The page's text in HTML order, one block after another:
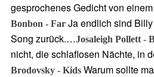
gesprochenes Gedicht von
Bonbon - FarJa endlich sind
Song zurück.…Josaleigh Pollett -
nicht, die schlaflosen Nächte, in
Brodovsky - KidsWarum sollte